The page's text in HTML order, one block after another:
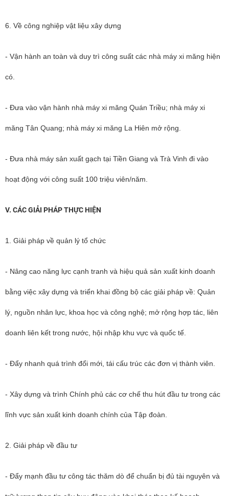
6. Về công nghiệp vật liệu xây dựng
- Vận hành an toàn và duy trì công suất các nhà máy xi măng hiện
có.
- Đưa vào vận hành nhà máy xi măng Quán Triều; nhà máy xi
măng Tân Quang; nhà máy xi măng La Hiên mở rộng.
- Đưa nhà máy sản xuất gạch tại Tiền Giang và Trà Vinh đi vào
hoạt động với công suất 100 triệu viên/năm.
V. CÁC GIẢI PHÁP THỰC HIỆN
1. Giải pháp về quản lý tổ chức
- Nâng cao năng lực cạnh tranh và hiệu quả sản xuất kinh doanh
bằng việc xây dựng và triển khai đồng bộ các giải pháp về: Quản
lý, nguồn nhân lực, khoa học và công nghệ; mở rộng hợp tác, liên
doanh liên kết trong nước, hội nhập khu vực và quốc tế.
- Đẩy nhanh quá trình đổi mới, tái cấu trúc các đơn vị thành viên.
- Xây dựng và trình Chính phủ các cơ chế thu hút đầu tư trong các
lĩnh vực sản xuất kinh doanh chính của Tập đoàn.
2. Giải pháp về đầu tư
- Đẩy mạnh đầu tư công tác thăm dò để chuẩn bị đủ tài nguyên và